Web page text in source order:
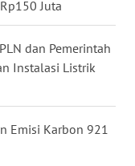
Juta
dan Pemerintah
Instalasi Listrik
Emisi Karbon 921